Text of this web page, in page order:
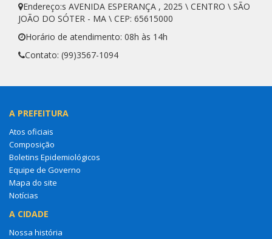
Endereço:s AVENIDA ESPERANÇA , 2025 \ CENTRO \ SÃO
JOÃO DO SÓTER - MA \ CEP: 65615000
Horário de atendimento: 08h às 14h
Contato: (99)3567-1094
A PREFEITURA
Atos oficiais
Composição
Boletins Epidemiológicos
Equipe de Governo
Mapa do site
Notícias
A CIDADE
Nossa história